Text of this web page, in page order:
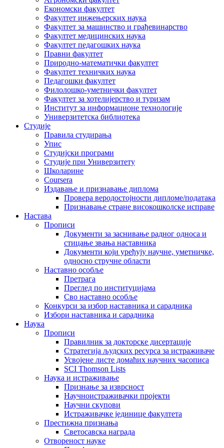
Економски факултет
Факултет инжењерских наука
Факултет за машинство и грађевинарство
Факултет медицинских наука
Факултет педагошких наука
Правни факултет
Природно-математички факултет
Факултет техничких наука
Педагошки факултет
Филолошко-уметнички факултет
Факултет за хотелијерство и туризам
Институт за информационе технологије
Универзитетска библиотека
Студије
Правила студирања
Упис
Студијски програми
Студије при Универзитету
Школарине
Coursera
Издавање и признавање диплома
Провера веродостојности дипломе/података
Признавање стране високошколске исправе
Настава
Прописи
Документи за заснивање радног односа и
стицање звања наставника
Документи који уређују научне, уметничке,
односно стручне области
Наставно особље
Претрага
Преглед по институцијама
Сво наставно особље
Конкурси за избор наставника и сарадника
Избори наставника и сарадника
Наука
Прописи
Правилник за докторске дисертације
Стратегија људских ресурса за истраживаче
Усвојене листе домаћих научних часописа
SCI Thomson Lists
Наука и истраживање
Признање за изврсност
Научноистраживачки пројекти
Научни скупови
Истраживачке јединице факултета
Престижна признања
Светосавска награда
Отвореност науке